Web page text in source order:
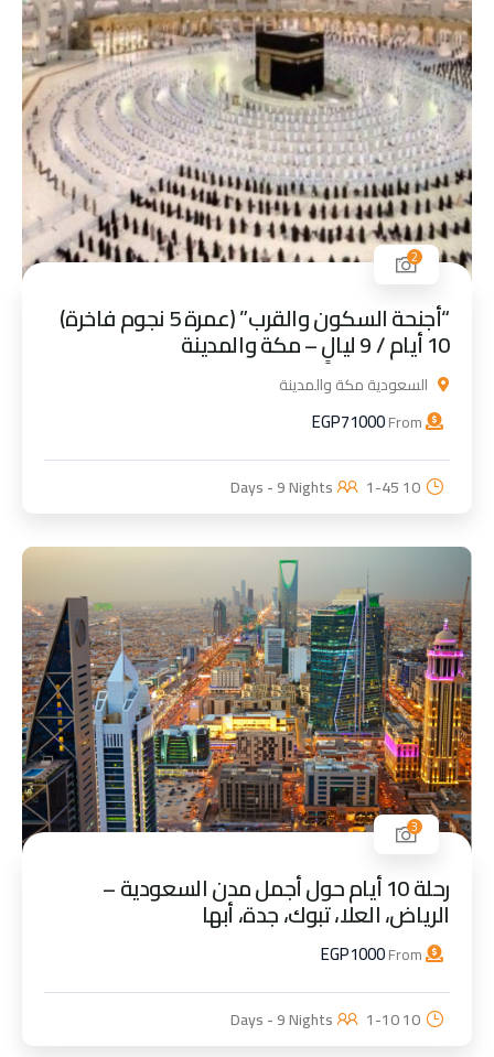
2
“أجنحة السكون والقرب” (عمرة 5 نجوم فاخرة)
10 أيام / 9 ليالٍ – مكة والمدينة
السعودية مكة والمدينة
EGP71000
10 Days - 9 Nights
1-45
3
رحلة 10 أيام حول أجمل مدن السعودية –
الرياض، العلا، تبوك، جدة، أبها
EGP1000
10 Days - 9 Nights
1-10